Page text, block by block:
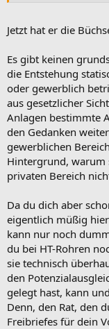
Jetzt hat er die
Es gibt keinen
die Entstehung
oder gewerblich
aus gesetzlicher
Anlagen bestimmte
den Gedanken
gewerblichen
Hintergrund, warum
privaten Bereich
Da du dich aber
eigentlich müßig
kann nur noch
du bei HT-Rohren
sie technisch
den
gelegt hast, kann
Denn, den Rat, den
Freibriefes für dein